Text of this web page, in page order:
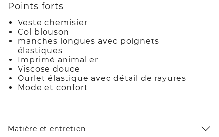
Points forts
Veste chemisier
Col blouson
manches longues avec poignets
élastiques
Imprimé animalier
Viscose douce
Ourlet élastique avec détail de rayures
Mode et confort
Matière et entretien